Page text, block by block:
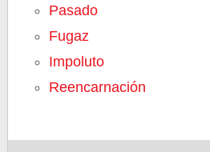
Pasado
Fugaz
Impoluto
Reencarnación